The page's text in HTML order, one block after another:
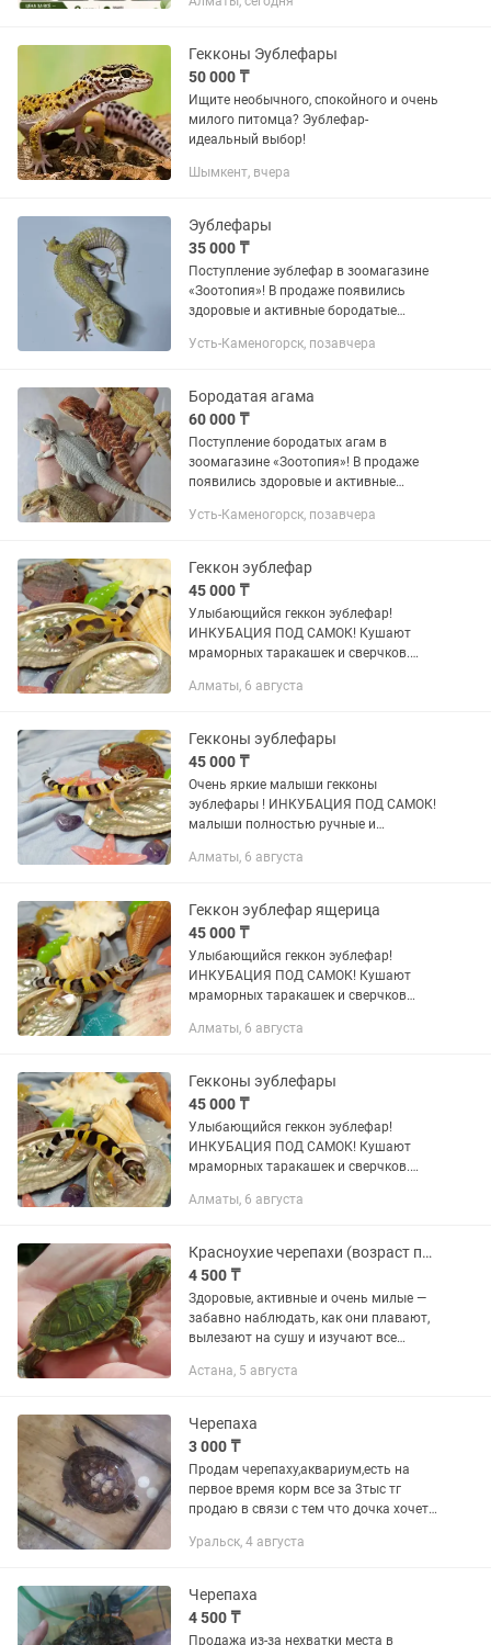
Цена символическая — 10 000 тг за
Гекконы Эублефары
50 000 ₸
Ищите необычного, спокойного и очень
милого питомца? Эублефар-
идеальный выбор!
Шымкент, вчера
Эублефары
35 000 ₸
Поступление эублефар в зоомагазине
«Зоотопия»! В продаже появились
здоровые и активные бородатые
интересные питомцы, которые отлично
Усть-Каменогорск, позавчера
Бородатая агама
60 000 ₸
Поступление бородатых агам в
зоомагазине «Зоотопия»! В продаже
появились здоровые и активные
спокойные и интересные питомцы,
начинающим,...
Усть-Каменогорск, позавчера
Геккон эублефар
45 000 ₸
Улыбающийся геккон эублефар!
ИНКУБАЦИЯ ПОД САМОК! Кушают
мраморных таракашек и сверчков.
малышей от недели На связи 24/7 По
подробно...
Алматы, 6 августа
Гекконы эублефары
45 000 ₸
Очень яркие малыши гекконы
эублефары ! ИНКУБАЦИЯ ПОД САМОК!
малыши полностью ручные и
По содержанию все подскажу и
Отправки...
Алматы, 6 августа
Геккон эублефар ящерица
45 000 ₸
Улыбающийся геккон эублефар!
ИНКУБАЦИЯ ПОД САМОК! Кушают
мраморных таракашек и сверчков
размороженными сверчками Цена
содержанию все...
Алматы, 6 августа
Гекконы эублефары
45 000 ₸
Улыбающийся геккон эублефар!
ИНКУБАЦИЯ ПОД САМОК! Кушают
мраморных таракашек и сверчков.
размороженными сверчками Цена
содержанию все подскажу...
Алматы, 6 августа
Красноухие черепахи (возраст пару недель)
4 500 ₸
Здоровые, активные и очень милые —
забавно наблюдать, как они плавают,
вылезают на сушу и изучают все
ними следить. Корм едят После
Астана, 5 августа
Черепаха
3 000 ₸
Продам черепаху,аквариум,есть на
первое время корм все за 3тыс тг
продаю в связи с тем что дочка хочет
Уральск, 4 августа
Черепаха
4 500 ₸
Продажа из-за нехватки места в